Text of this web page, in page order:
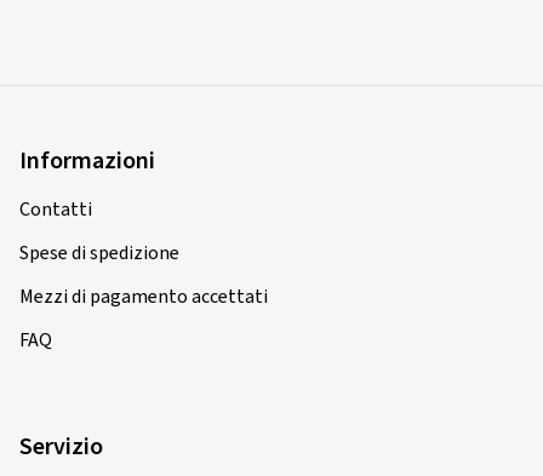
Informazioni
Contatti
Spese di spedizione
Mezzi di pagamento accettati
FAQ
Servizio